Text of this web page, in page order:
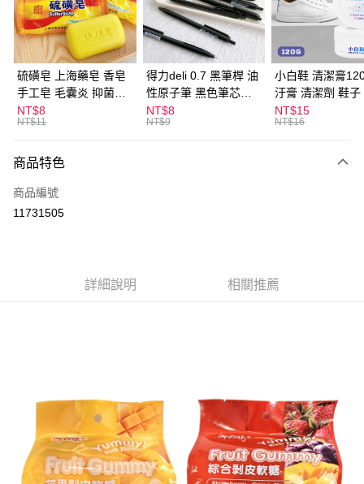
Apple Pay
街口支付
悠遊付
ATM付款
全家取貨付款
每筆NT$60，滿NT$599(含以上)免運費
付款後全家取貨
每筆NT$60，滿NT$599(含以上)免運費
硫磺皂 上海藥皂 香皂
手工皂 毛囊炎 抑菌除
蟎 清潔護膚 去油去痘
寵物皮膚病 狗狗貓咪
NT$8
NT$11
得力deli 0.7 黑筆桿 油
性原子筆 黑色筆芯
S304
NT$8
NT$9
小白鞋 清潔膏
汙膏 清潔劑 鞋子
漬 白皮鞋 鞋油
NT$15
NT$16
商品特色
商品編號
11731505
詳細說明 相關推薦